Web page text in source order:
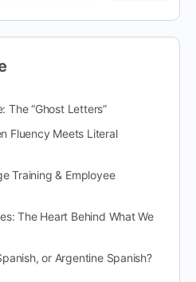
The “Ghost Letters”
Fluency Meets Literal
Training & Employee
The Heart Behind What We
or Argentine Spanish?